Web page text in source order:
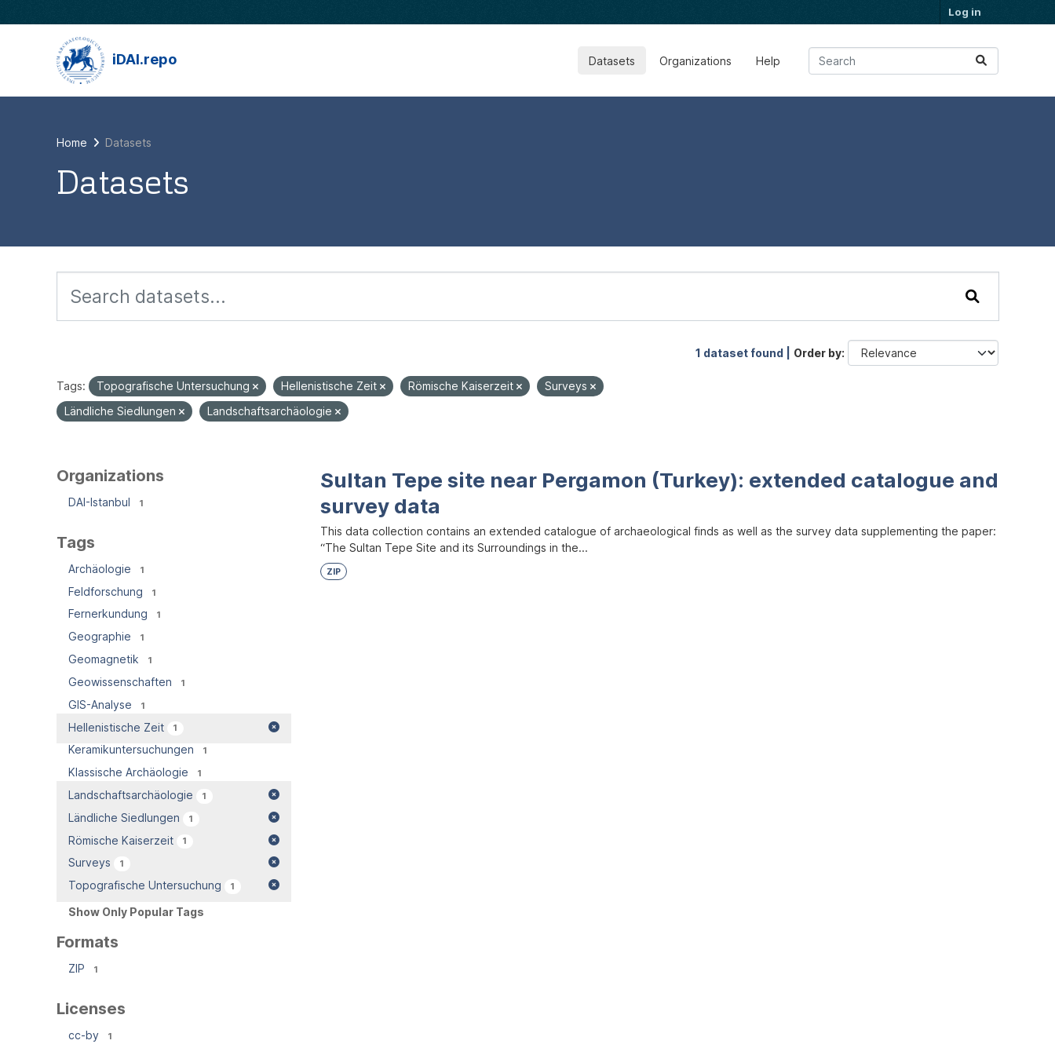
Log in
iDAI.repo Datasets Organizations Help
Home Datasets
Datasets
1 dataset found | Order by
Tags: Topografische Untersuchung Hellenistische Zeit Römische Kaiserzeit
Surveys
Ländliche Siedlungen
Landschaftsarchäologie
Organizations
DAI-Istanbul 1
Tags
Archäologie 1
Feldforschung 1
Fernerkundung 1
Geographie 1
Geomagnetik 1
Geowissenschaften 1
GIS-Analyse 1
Hellenistische Zeit 1
Keramikuntersuchungen 1
Klassische Archäologie 1
Landschaftsarchäologie 1
Ländliche Siedlungen 1
Römische Kaiserzeit 1
Surveys 1
Topografische Untersuchung 1
Show Only Popular Tags
Formats
ZIP 1
Licenses
cc-by 1
Sultan Tepe site near Pergamon (Turkey): extended catalogue and
survey data
This data collection contains an extended catalogue of archaeological finds as well as the survey data supplementing the paper:
“The Sultan Tepe Site and its Surroundings in the...
ZIP